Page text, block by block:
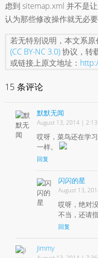
虑到 sitemap.xml 并不是
认为那些修改操作就无必要
若无特别说明，本文系原
(CC BY-NC 3.0)协议，转
或链接上原文地址：
15 条评论
默默无闻
August 13, 2014 |
哎呀，菜鸟还在学
一样。
回复
闪闪的星
August 13,
哎呀，绝对
不当，还请指
回复
Jimmy